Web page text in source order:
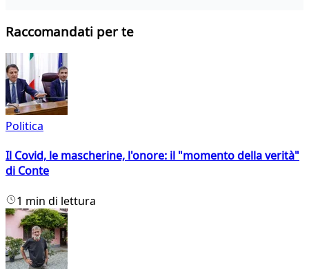
Raccomandati per te
Politica
Il Covid, le mascherine, l'onore: il "momento della verità"
di Conte
1 min di lettura